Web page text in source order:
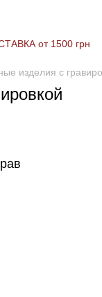
от 1500 грн
изделия с